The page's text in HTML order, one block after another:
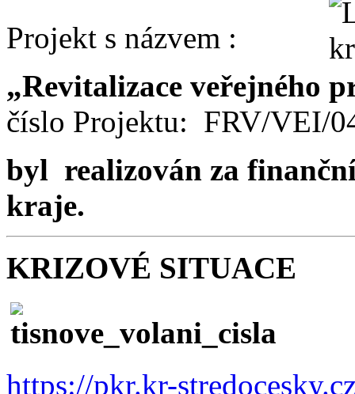
Projekt s názvem :
„Revitalizace veřejného
číslo Projektu: FRV/VEI/
byl realizován za
kraje.
KRIZOVÉ SITUACE
https://pkr.kr-